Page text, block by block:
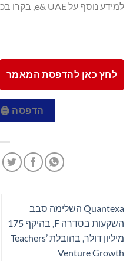
למידע נוסף על e& UAE, בקרו בכתובת:
לחץ כאן להדפסת המאמר
הדפסה 🖨
Quantexa השלימה סבב
השקעות בסדרה F, בהיקף 175
מיליון דולר, בהובלת Teachers’
Venture Growth